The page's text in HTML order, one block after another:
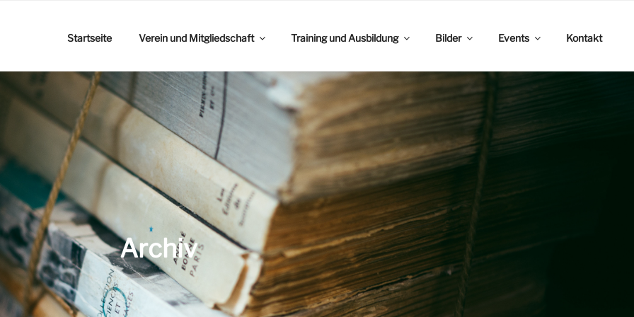
Archiv
Startseite Verein und Mitgliedschaft Training und Ausbildung Bilder Events Kontakt